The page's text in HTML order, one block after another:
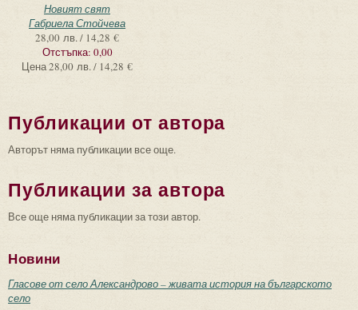
Новият свят
Габриела Стойчева
28,00 лв. / 14,28 €
Отстъпка: 0,00
Цена28,00 лв. / 14,28 €
Публикации от автора
Авторът няма публикации все още.
Публикации за автора
Все още няма публикации за този автор.
Новини
Гласове от село Александрово – живата история на българското
село